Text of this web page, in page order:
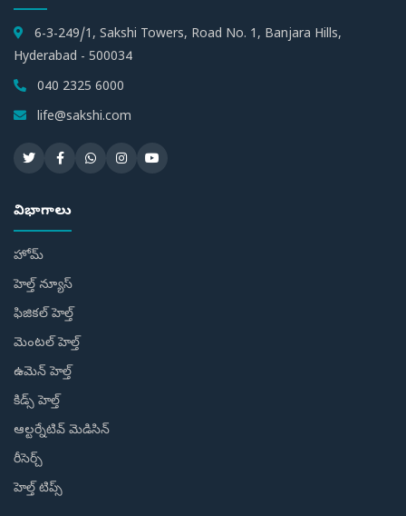
6-3-249/1, Sakshi Towers, Road No. 1, Banjara Hills,
Hyderabad - 500034
040 2325 6000
life@sakshi.com
విభాగాలు
హోమ్
హెల్త్ న్యూస్
ఫిజికల్ హెల్త్
మెంటల్ హెల్త్
ఉమెన్ హెల్త్
కిడ్స్ హెల్త్
ఆల్టర్నేటివ్ మెడిసిన్
రీసెర్చ్
హెల్త్‌ టిప్స్‌